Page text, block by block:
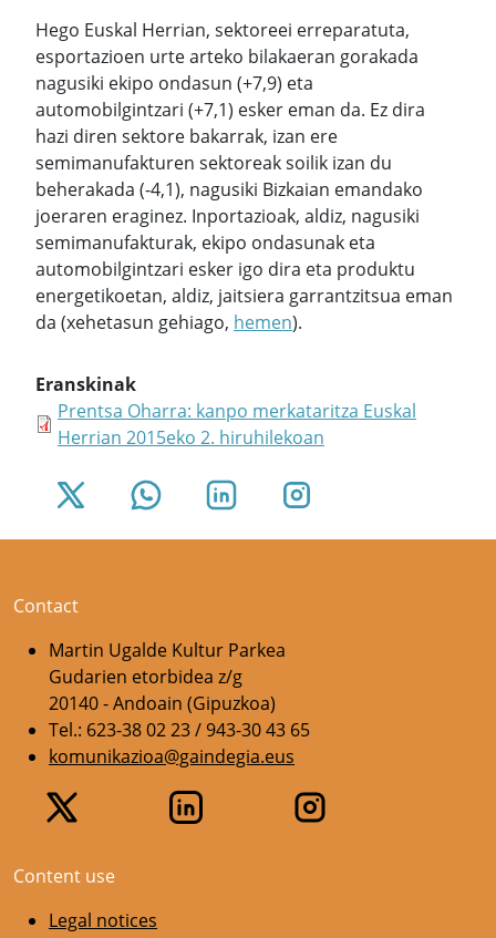
Hego Euskal Herrian, sektoreei erreparatuta,
esportazioen urte arteko bilakaeran gorakada
nagusiki ekipo ondasun (+7,9) eta
automobilgintzari (+7,1) esker eman da. Ez dira
hazi diren sektore bakarrak, izan ere
semimanufakturen sektoreak soilik izan du
beherakada (-4,1), nagusiki Bizkaian emandako
joeraren eraginez. Inportazioak, aldiz, nagusiki
semimanufakturak, ekipo ondasunak eta
automobilgintzari esker igo dira eta produktu
energetikoetan, aldiz, jaitsiera garrantzitsua eman
da (xehetasun gehiago, hemen).
Eranskinak
Prentsa Oharra: kanpo merkataritza Euskal
Herrian 2015eko 2. hiruhilekoan
Contact
Martin Ugalde Kultur Parkea
Gudarien etorbidea z/g
20140 - Andoain (Gipuzkoa)
Tel.: 623-38 02 23 / 943-30 43 65
komunikazioa@gaindegia.eus
Content use
Legal notices